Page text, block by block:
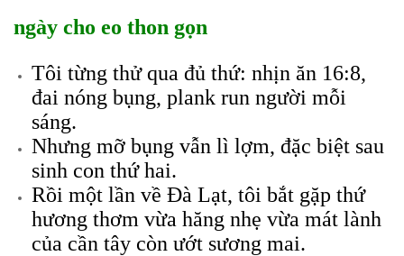
ngày cho eo thon gọn
Tôi từng thử qua đủ thứ: nhịn ăn 16:8,
đai nóng bụng, plank run người mỗi
sáng.
Nhưng mỡ bụng vẫn lì lợm, đặc biệt sau
sinh con thứ hai.
Rồi một lần về Đà Lạt, tôi bắt gặp thứ
hương thơm vừa hăng nhẹ vừa mát lành
của cần tây còn ướt sương mai.